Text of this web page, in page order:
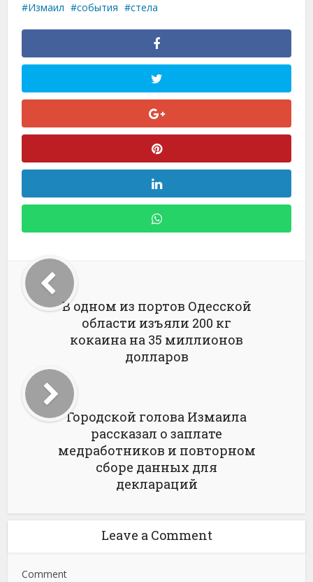
Измаил события стела
В одном из портов Одесской
области изъяли 200 кг
кокаина на 35 миллионов
долларов
Городской голова Измаила
рассказал о заплате
медработников и повторном
сборе данных для
деклараций
Leave a Comment
Comment